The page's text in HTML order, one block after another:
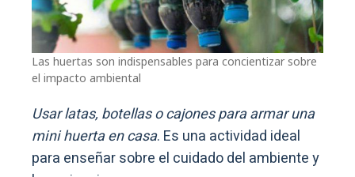
Las huertas son indispensables para concientizar sobre
el impacto ambiental
Usar latas, botellas o cajones para armar una
mini huerta en casa. Es una actividad ideal
para enseñar sobre el cuidado del ambiente y